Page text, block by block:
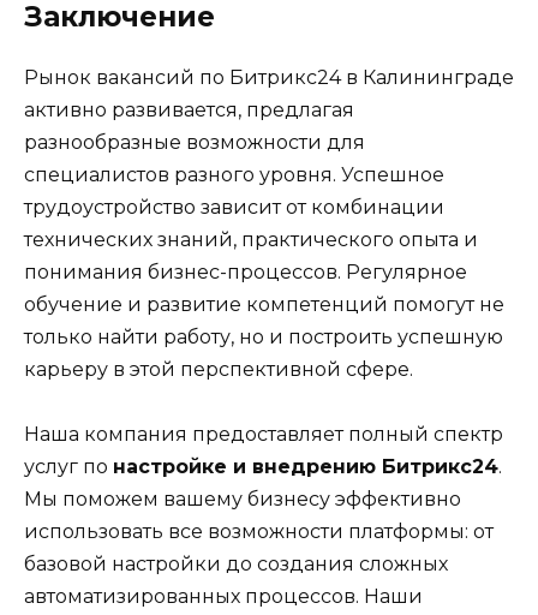
Заключение
Рынок вакансий по Битрикс24 в Калининграде
активно развивается, предлагая
разнообразные возможности для
специалистов разного уровня. Успешное
трудоустройство зависит от комбинации
технических знаний, практического опыта и
понимания бизнес-процессов. Регулярное
обучение и развитие компетенций помогут не
только найти работу, но и построить успешную
карьеру в этой перспективной сфере.
Наша компания предоставляет полный спектр
услуг по настройке и внедрению Битрикс24.
Мы поможем вашему бизнесу эффективно
использовать все возможности платформы: от
базовой настройки до создания сложных
автоматизированных процессов. Наши